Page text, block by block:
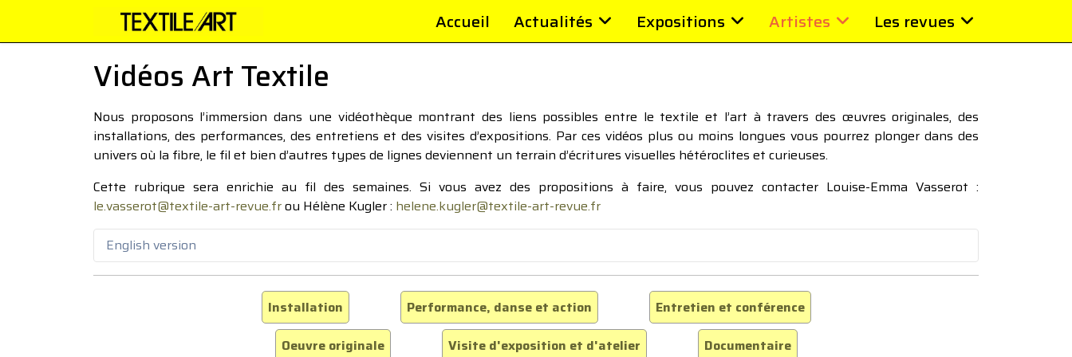
Accueil Actualités Expositions Artistes Les revues
Vidéos Art Textile
Nous proposons l’immersion dans une vidéothèque montrant des liens possibles entre le textile et l’art à travers des œuvres originales, des
installations, des performances, des entretiens et des visites d’expositions. Par ces vidéos plus ou moins longues vous pourrez plonger dans des
univers où la fibre, le fil et bien d’autres types de lignes deviennent un terrain d’écritures visuelles hétéroclites et curieuses.
Cette rubrique sera enrichie au fil des semaines. Si vous avez des propositions à faire, vous pouvez contacter Louise-Emma Vasserot :
le.vasserot@textile-art-revue.frou Hélène Kugler : helene.kugler@textile-art-revue.fr
English version
Installation Performance, danse et action
Entretien et conférence
Oeuvre originale
Visite d'exposition et d'atelier Documentaire